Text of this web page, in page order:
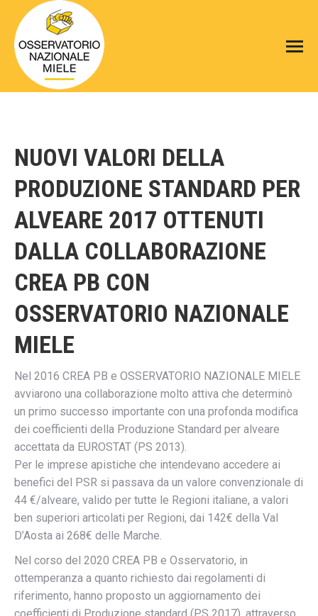
NUOVI VALORI DELLA
PRODUZIONE STANDARD PER
ALVEARE 2017 OTTENUTI
DALLA COLLABORAZIONE
CREA PB CON
OSSERVATORIO NAZIONALE
MIELE
Nel 2016 CREA PB e OSSERVATORIO NAZIONALE MIELE
avviarono una collaborazione molto attiva che determinò
un primo successo importante con una profonda modifica
dei coefficienti della Produzione Standard per alveare
accettata da EUROSTAT (PS 2013).
Per le imprese apistiche che intendevano accedere ai
benefici del PSR si passava da un valore convenzionale di
44 €/alveare, valido per tutte le Regioni italiane, a valori
ben superiori articolati per Regioni, dai 142€ della Val
D’Aosta ai 268€ delle Marche.
Nel corso del 2020 CREA PB e Osservatorio, in
ottemperanza a quanto richiesto dai regolamenti di
riferimento, hanno proposto un aggiornamento dei